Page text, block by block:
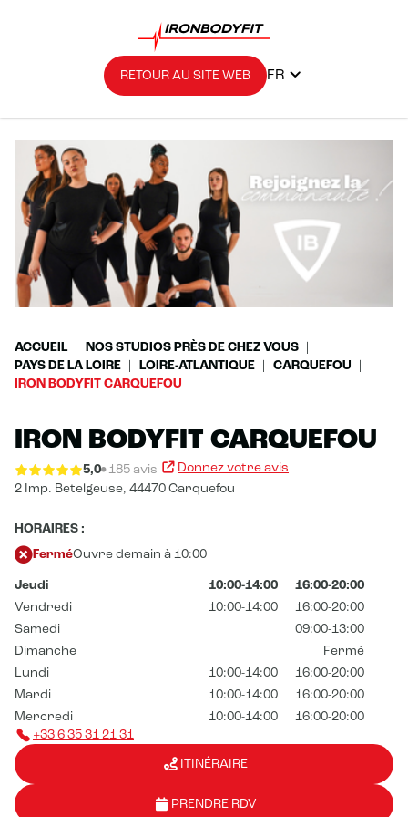
RETOUR AU SITE WEB FR
ACCUEIL
NOS STUDIOS PRÈS DE CHEZ VOUS
PAYS DE LA LOIRE
LOIRE-ATLANTIQUE
CARQUEFOU
IRON BODYFIT CARQUEFOU
IRON BODYFIT CARQUEFOU
5,0 185 avis
Donnez votre avis
2 Imp. Betelgeuse, 44470 Carquefou
HORAIRES :
FerméOuvre demain à 10:00
Jeudi 10:00-14:00
16:00-20:00
Vendredi
10:00-14:00
16:00-20:00
Samedi
09:00-13:00
Dimanche
Fermé
Lundi
10:00-14:00
16:00-20:00
Mardi
10:00-14:00
16:00-20:00
Mercredi
10:00-14:00
16:00-20:00
+33 6 35 31 21 31
ITINÉRAIRE
PRENDRE RDV